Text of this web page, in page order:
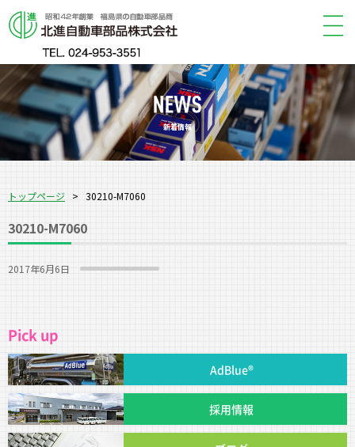
新着情報
トップページ > 30210-M7060
30210-M7060
2017年6月6日
Pick up
AdBlue®
採用情報